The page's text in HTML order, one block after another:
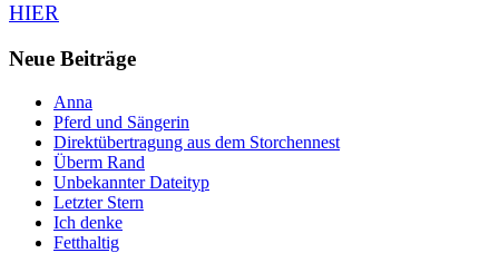
HIER
Neue Beiträge
Anna
Pferd und Sängerin
Direktübertragung aus dem Storchennest
Überm Rand
Unbekannter Dateityp
Letzter Stern
Ich denke
Fetthaltig